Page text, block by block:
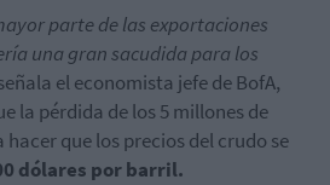
parte de las exportaciones
una gran sacudida para los
el economista jefe de BofA,
la pérdida de los 5 millones de
que los precios del crudo se
dólares por barril.